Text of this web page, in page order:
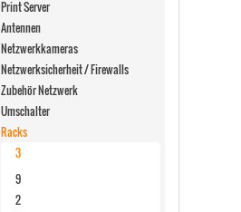
Print Server
Antennen
Netzwerkkameras
Netzwerksicherheit / Firewalls
Zubehör Netzwerk
Umschalter
Racks
3
9
2